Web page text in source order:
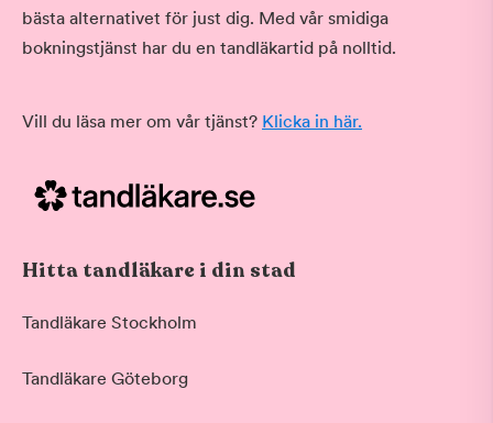
bästa alternativet för just dig. Med vår smidiga
bokningstjänst har du en tandläkartid på nolltid.
Vill du läsa mer om vår tjänst? Klicka in här.
Hitta tandläkare i din stad
Tandläkare Stockholm
Tandläkare Göteborg